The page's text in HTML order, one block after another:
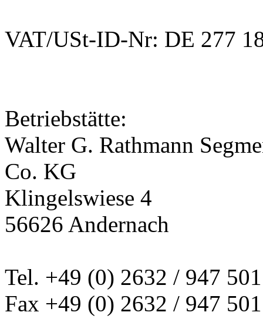
VAT/USt-ID-Nr: DE 277
Betriebstätte:
Walter G. Rathmann
Co. KG
Klingelswiese 4
56626 Andernach
Tel. +49 (0) 2632 / 947
Fax +49 (0) 2632 / 947